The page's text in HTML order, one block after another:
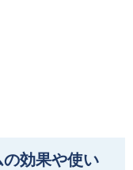
効果や使い